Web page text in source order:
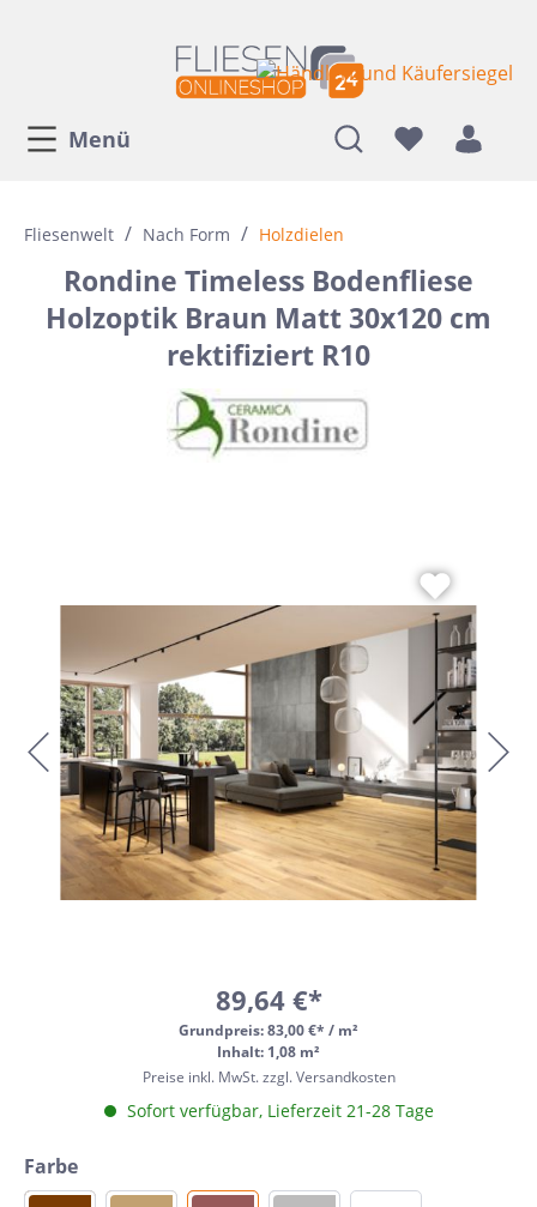
Menü
Fliesenwelt / Nach Form / Holzdielen
Rondine Timeless Bodenfliese
Holzoptik Braun Matt 30x120 cm
rektifiziert R10
89,64 €*
Grundpreis:83,00 €* / m²
Inhalt: 1,08 m²
Preise inkl. MwSt. zzgl. Versandkosten
Sofort verfügbar, Lieferzeit 21-28 Tage
Farbe